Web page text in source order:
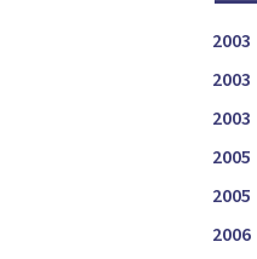
2003
2003
2003
2005
2005
2006